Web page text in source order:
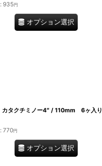
: 935円
オプション選択
タクチミノー4″ / 110mm 6ヶ入り
: 770円
オプション選択